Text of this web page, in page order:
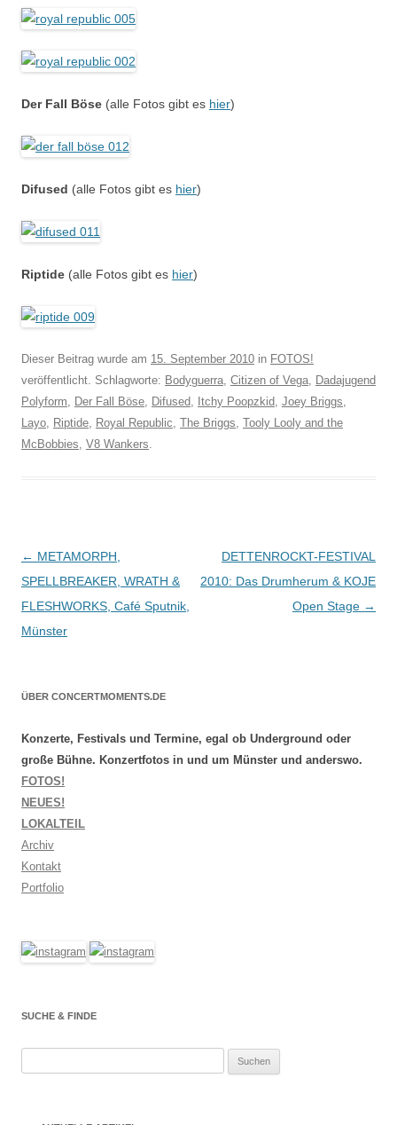
Der Fall Böse (alle Fotos gibt es hier)
Difused (alle Fotos gibt es hier)
Riptide (alle Fotos gibt es hier)
Dieser Beitrag wurde am 15. September 2010 in FOTOS!
veröffentlicht. Schlagworte: Bodyguerra, Citizen of Vega, Dadajugend
Polyform, Der Fall Böse, Difused, Itchy Poopzkid, Joey Briggs,
Layo, Riptide, Royal Republic, The Briggs, Tooly Looly and the
McBobbies, V8 Wankers.
Beitragsnavigation
← METAMORPH,
SPELLBREAKER, WRATH &
FLESHWORKS, Café Sputnik,
Münster
DETTENROCKT-FESTIVAL
2010: Das Drumherum & KOJE
Open Stage →
ÜBER CONCERTMOMENTS.DE
Konzerte, Festivals und Termine, egal ob Underground oder
große Bühne. Konzertfotos in und um Münster und anderswo.
FOTOS!
NEUES!
LOKALTEIL
Archiv
Kontakt
Portfolio
SUCHE & FINDE